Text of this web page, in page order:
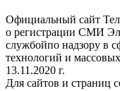
Официальный сайт
о регистрации СМИ
службойпо надзору в
технологий и
13.11.2020 г.
Для сайтов и страниц